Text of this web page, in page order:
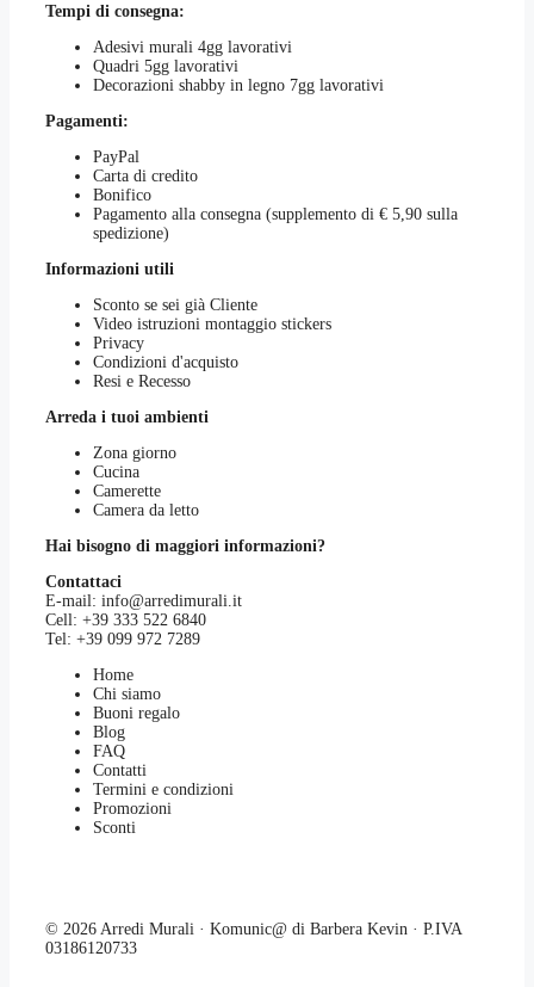
Tempi di consegna:
Adesivi murali 4gg lavorativi
Quadri 5gg lavorativi
Decorazioni shabby in legno 7gg lavorativi
Pagamenti:
PayPal
Carta di credito
Bonifico
Pagamento alla consegna (supplemento di € 5,90 sulla
spedizione)
Informazioni utili
Sconto se sei già Cliente
Video istruzioni montaggio stickers
Privacy
Condizioni d'acquisto
Resi e Recesso
Arreda i tuoi ambienti
Zona giorno
Cucina
Camerette
Camera da letto
Hai bisogno di maggiori informazioni?
Contattaci
E-mail: info@arredimurali.it
Cell: +39 333 522 6840
Tel: +39 099 972 7289
Home
Chi siamo
Buoni regalo
Blog
FAQ
Contatti
Termini e condizioni
Promozioni
Sconti
© 2026 Arredi Murali · Komunic@ di Barbera Kevin · P.IVA
03186120733